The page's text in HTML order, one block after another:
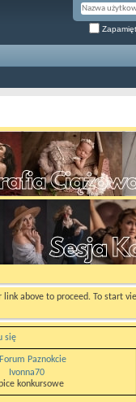
link above to proceed. To start
się
Ivonna70
konkursowe